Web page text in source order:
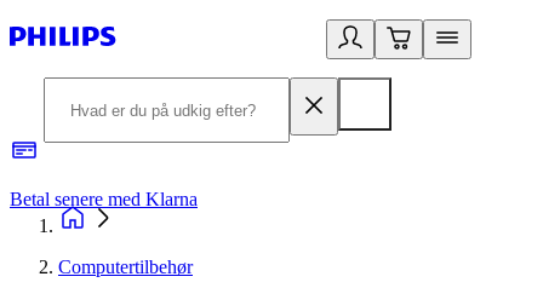
Betal senere med Klarna
Computertilbehør